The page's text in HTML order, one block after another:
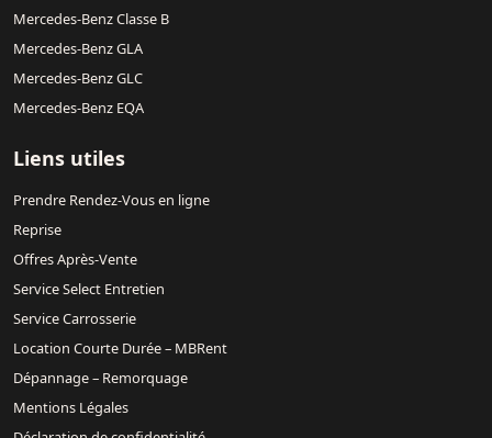
Mercedes-Benz Classe B
Mercedes-Benz GLA
Mercedes-Benz GLC
Mercedes-Benz EQA
Liens utiles
Prendre Rendez-Vous en ligne
Reprise
Offres Après-Vente
Service Select Entretien
Service Carrosserie
Location Courte Durée – MBRent
Dépannage – Remorquage
Mentions Légales